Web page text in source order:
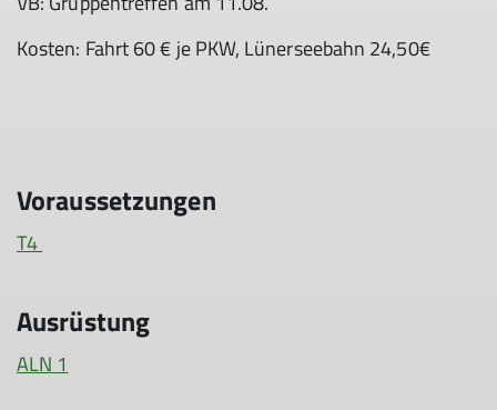
Kosten: Fahrt 60 € je PKW, Lünerseebahn 24,50€
Voraussetzungen
T4
Ausrüstung
ALN 1